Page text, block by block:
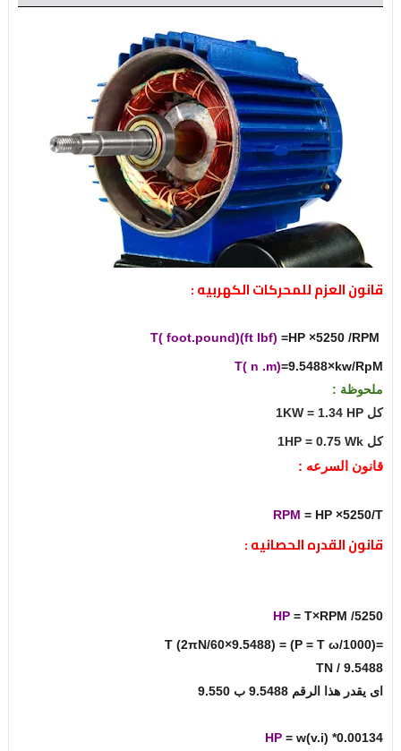
قانون العزم للمحركات الكهربيه :
T( foot.pound)(ft lbf)=HP ×5250 /RPM
T( n .m)=9.5488×kw/RpM
ملحوظة :
كل 1KW = 1.34 HP
كل 1HP = 0.75 Wk
قانون السرعه :
RPM = HP ×5250/T
قانون القدره الحصانيه :
HP= T×RPM /5250
=(P = T ω/1000) = T (2πN/60×9.5488)
TN / 9.5488
اى يقدر هذا الرقم 9.5488 ب 9.550
HP= w(v.i) *0.00134